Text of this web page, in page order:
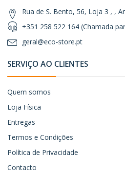
Rua de S. Bento, 56, Loja 3 , ,
+351 258 522 164 (Chamada
geral@eco-store.pt
SERVIÇO AO CLIENTES
Quem somos
Loja Física
Entregas
Termos e Condições
Política de Privacidade
Contacto